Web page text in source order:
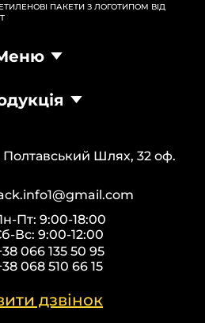
ПАКЕТИ З ЛОГОТИПОМ ВІД
дзвінок
Pantone
та обмін
Про нас
пакети
пакети Бурі
(Слайдер) з логотипом
банан ПВХ
з логотипом
пакети ПВТ, ПНТ
об’ємні
“Майка”
“Банан”
Полтавський Шлях, 32 оф.
Пт: 9:00-18:00
Вс: 9:00-12:00
066 135 50 95
068 510 66 15